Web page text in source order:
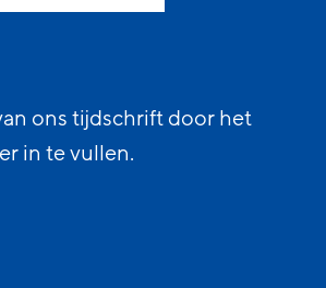
ons tijdschrift door het
in te vullen.